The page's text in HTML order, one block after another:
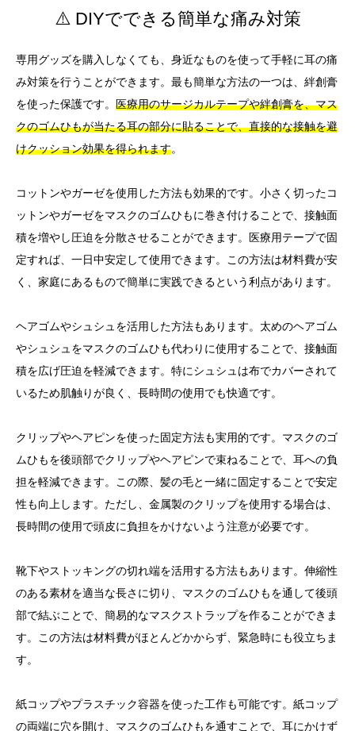
⚠️ DIYでできる簡単な痛み対策
専用グッズを購入しなくても、身近なものを使って手軽に耳の痛
み対策を行うことができます。最も簡単な方法の一つは、絆創膏
を使った保護です。 医療用のサージカルテープや絆創膏を、マス
クのゴムひもが当たる耳の部分に貼ることで、直接的な接触を避
けクッション効果を得られます。
コットンやガーゼを使用した方法も効果的です。小さく切ったコ
ットンやガーゼをマスクのゴムひもに巻き付けることで、接触面
積を増やし圧迫を分散させることができます。医療用テープで固
定すれば、一日中安定して使用できます。この方法は材料費が安
く、家庭にあるもので簡単に実践できるという利点があります。
ヘアゴムやシュシュを活用した方法もあります。太めのヘアゴム
やシュシュをマスクのゴムひも代わりに使用することで、接触面
積を広げ圧迫を軽減できます。特にシュシュは布でカバーされて
いるため肌触りが良く、長時間の使用でも快適です。
クリップやヘアピンを使った固定方法も実用的です。マスクのゴ
ムひもを後頭部でクリップやヘアピンで束ねることで、耳への負
担を軽減できます。この際、髪の毛と一緒に固定することで安定
性も向上します。ただし、金属製のクリップを使用する場合は、
長時間の使用で頭皮に負担をかけないよう注意が必要です。
靴下やストッキングの切れ端を活用する方法もあります。伸縮性
のある素材を適当な長さに切り、マスクのゴムひもを通して後頭
部で結ぶことで、簡易的なマスクストラップを作ることができま
す。この方法は材料費がほとんどかからず、緊急時にも役立ちま
す。
紙コップやプラスチック容器を使った工作も可能です。紙コップ
の両端に穴を開け、マスクのゴムひもを通すことで、耳にかけず